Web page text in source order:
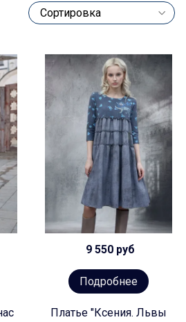
9 550 руб
Подробнее
Платье "Ксения. Львы